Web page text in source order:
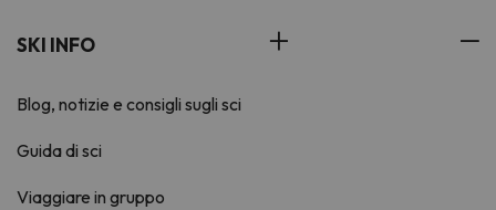
SKI INFO
Blog, notizie e consigli sugli sci
Guida di sci
Viaggiare in gruppo